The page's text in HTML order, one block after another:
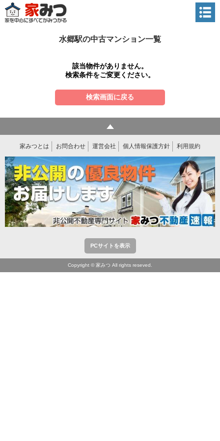
水郷駅の中古マンション一覧
該当物件がありません。
検索条件をご変更ください。
検索画面に戻る
家みつとは お問合わせ 運営会社 個人情報保護方針 利用規約
PCサイトを表示
Copyright © 家みつ All rights reseved.